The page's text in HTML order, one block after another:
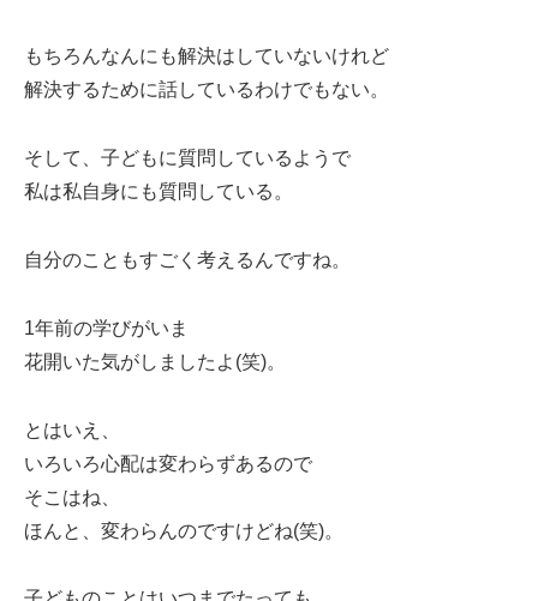
もちろんなんにも解決はしていないけれど
解決するために話しているわけでもない。
そして、子どもに質問しているようで
私は私自身にも質問している。
自分のこともすごく考えるんですね。
1年前の学びがいま
花開いた気がしましたよ(笑)。
とはいえ、
いろいろ心配は変わらずあるので
そこはね、
ほんと、変わらんのですけどね(笑)。